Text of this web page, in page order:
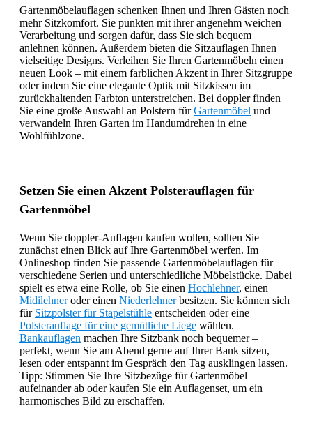
Gartenmöbelauflagen schenken Ihnen und Ihren Gästen noch
mehr Sitzkomfort. Sie punkten mit ihrer angenehm weichen
Verarbeitung und sorgen dafür, dass Sie sich bequem
anlehnen können. Außerdem bieten die Sitzauflagen Ihnen
vielseitige Designs. Verleihen Sie Ihren Gartenmöbeln einen
neuen Look – mit einem farblichen Akzent in Ihrer Sitzgruppe
oder indem Sie eine elegante Optik mit Sitzkissen im
zurückhaltenden Farbton unterstreichen. Bei doppler finden
Sie eine große Auswahl an Polstern fürGartenmöbel und
verwandeln Ihren Garten im Handumdrehen in eine
Wohlfühlzone.
Setzen Sie einen Akzent Polsterauflagen für
Gartenmöbel
Wenn Sie doppler-Auflagen kaufen wollen, sollten Sie
zunächst einen Blick auf Ihre Gartenmöbel werfen. Im
Onlineshop finden Sie passende Gartenmöbelauflagen für
verschiedene Serien und unterschiedliche Möbelstücke. Dabei
spielt es etwa eine Rolle, ob Sie einen Hochlehner, einen
Midilehneroder einen Niederlehnerbesitzen. Sie können sich
für Sitzpolster für Stapelstühle entscheiden oder eine
Polsterauflage für eine gemütliche Liege wählen.
Bankauflagen machen Ihre Sitzbank noch bequemer –
perfekt, wenn Sie am Abend gerne auf Ihrer Bank sitzen,
lesen oder entspannt im Gespräch den Tag ausklingen lassen.
Tipp: Stimmen Sie Ihre Sitzbezüge für Gartenmöbel
aufeinander ab oder kaufen Sie ein Auflagenset, um ein
harmonisches Bild zu erschaffen.